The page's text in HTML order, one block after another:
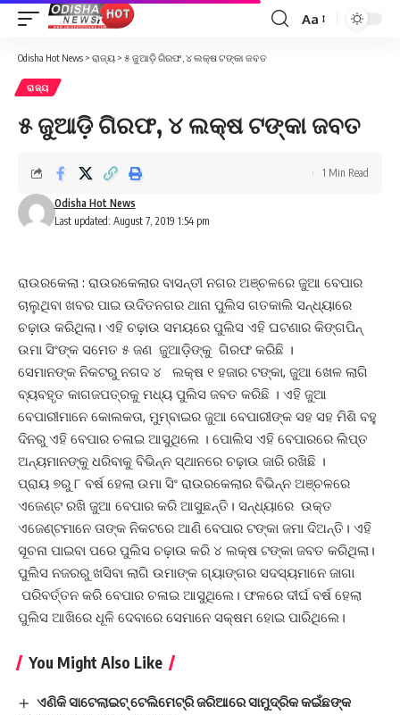
Font
Aa
Odisha Hot News > ରାଜ୍ୟ > ୫ ଜୁଆଡ଼ି ଗିରଫ, ୪ ଲକ୍ଷ ଟଙ୍କା ଜବତ
ରାଜ୍ୟ
୫ ଜୁଆଡ଼ି ଗିରଫ, ୪ ଲକ୍ଷ ଟଙ୍କା ଜବତ
Last updated: August 7, 2019 1:54 pm
Odisha Hot News
1 Min Read
ରାଉରକେଲା : ରାଉରକେଲାର ବାସନ୍ତୀ ନଗର ଅଞ୍ଚଳରେ ଜୁଆ ବେପାର
ଚାଲୁଥିବା ଖବର ପାଇ ଉଦିତନଗର ଥାନା ପୁଲିସ ଗତକାଲି ସନ୍ଧ୍ୟାରେ
ଚଢ଼ାଉ କରିଥିଲା। ଏହି ଚଢ଼ାଉ ସମୟରେ ପୁଲିସ ଏହି ଘଟଣାର କିଙ୍ଗପିନ୍‌
ଉମା ସିଂଙ୍କ ସମେତ ୫ ଜଣ ଜୁଆଡ଼ିଙ୍କୁ ଗିରଫ କରିଛି ।
ସେମାନଙ୍କ ନିକଟରୁ ନଗଦ ୪ ଲକ୍ଷ ୧ ହଜାର ଟଙ୍କା, ଜୁଆ ଖେଳ ଲାଗି
ବ୍ୟବହୃତ କାଗଜପତ୍ରକୁ ମଧ୍ୟ ପୁଲିସ ଜବତ କରିଛି । ଏହି ଜୁଆ
ବେପାରୀମାନେ କୋଲକତା, ମୁମ୍ବାଇର ଜୁଆ ବେପାରୀଙ୍କ ସହ ସହ ମିଶି ବହୁ
ଦିନରୁ ଏହି ବେପାର ଚଳାଇ ଆସୁଥିଲେ । ପୋଲିସ ଏହି ବେପାରରେ ଲିପ୍ତ
ଅନ୍ୟମାନଙ୍କୁ ଧରିବାକୁ ବିଭିନ୍ନ ସ୍ଥାନରେ ଚଢ଼ାଉ ଜାରି ରଖିଛି ।
ପ୍ରାୟ ୭ରୁ ୮ ବର୍ଷ ହେଲା ଉମା ସିଂ ରାଉରକେଲାର ବିଭିନ୍ନ ଅଞ୍ଚଳରେ
ଏଜେଣ୍ଟ ରଖି ଜୁଆ ବେପାର କରି ଆସୁଛନ୍ତି। ସନ୍ଧ୍ୟାରେ ଉକ୍ତ
ଏଜେଣ୍ଟମାନେ ତାଙ୍କ ନିକଟରେ ଆଣି ବେପାର ଟଙ୍କା ଜମା ଦିଅନ୍ତି। ଏହି
ସୂଚନା ପାଇବା ପରେ ପୁଲିସ ଚଢ଼ାଉ କରି ୪ ଲକ୍ଷ ଟଙ୍କା ଜବତ କରିଥିଲା।
ପୁଲିସ ନଜରରୁ ଖସିବା ଲାଗି ଉମାଙ୍କ ଗ୍ୟାଙ୍ଗର ସଦସ୍ୟମାନେ ଜାଗା
ପରିବର୍ତ୍ତନ କରି ବେପାର ଚଳାଇ ଆସୁଥିଲେ। ଫଳରେ ଦୀର୍ଘ ବର୍ଷ ହେଲା
ପୁଲିସ ଆଖିରେ ଧୂଳି ଦେବାରେ ସେମାନେ ସକ୍ଷମ ହୋଇ ପାରିଥିଲେ।
You Might Also Like
ଏଣିକି ସାଟେଲାଇଟ୍ ଟେଲିମେଟ୍ରି ଜରିଆରେ ସାମୁଦ୍ରିକ କଇଁଛଙ୍କ